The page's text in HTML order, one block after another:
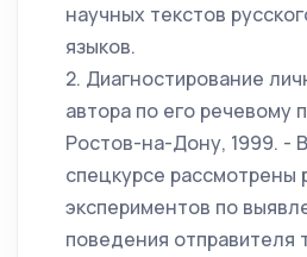
научных текстов
языков.
2. Диагностирование
автора по его речевому
Ростов-на-Дону, 1999. -
спецкурсе рассмотрены
экспериментов по
поведения отправителя